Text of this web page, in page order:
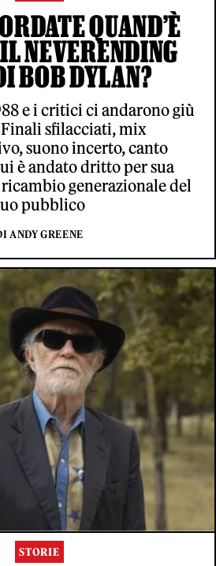
QUAND’È
NEVERENDING
BOB DYLAN?
e i critici ci andarono giù
sfilacciati, mix
suono incerto, canto
è andato dritto per sua
generazionale del
pubblico
ANDY GREENE
STORIE